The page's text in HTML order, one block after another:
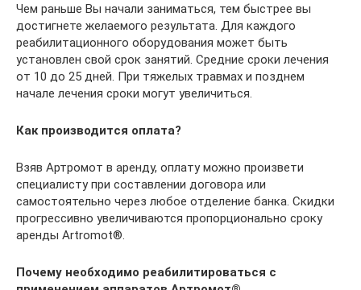
Чем раньше Вы начали заниматься, тем быстрее вы
достигнете желаемого результата. Для каждого
реабилитационного оборудования может быть
установлен свой срок занятий. Средние сроки лечения
от 10 до 25 дней. При тяжелых травмах и позднем
начале лечения сроки могут увеличиться.
Как производится оплата?
Взяв Артромот в аренду, оплату можно произвети
специалисту при составлении договора или
самостоятельно через любое отделение банка. Скидки
прогрессивно увеличиваются пропорционально сроку
аренды Artromot®.
Почему необходимо реабилитироваться с